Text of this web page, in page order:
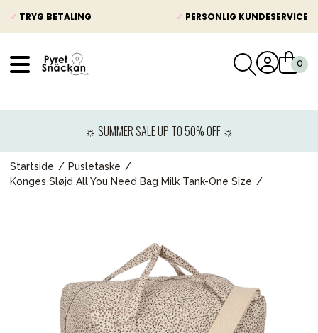
✓ TRYG BETALING ✓ PERSONLIG KUNDESERVICE
☼ SUMMER SALE UP TO 50% OFF ☼
Startside
Pusletaske
Konges Sløjd All You Need Bag Milk Tank-One Size
Barnevogne
Autostole
Legetøj og spil
Mor & Far
Møbler & sengetøj
Tilbehør